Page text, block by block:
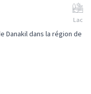
Lac
Danakil dans la région de